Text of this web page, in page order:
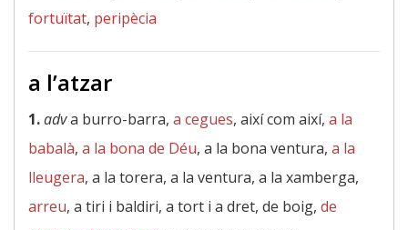
fortuïtat, peripècia
a l’atzar
1.adva burro-barra, a cegues, així com així, a la
babalà, a la bona de Déu, a la bona ventura, a la
lleugera, a la torera, a la ventura, a la xamberga,
arreu, a tiri i baldiri, a tort i a dret, de boig, de